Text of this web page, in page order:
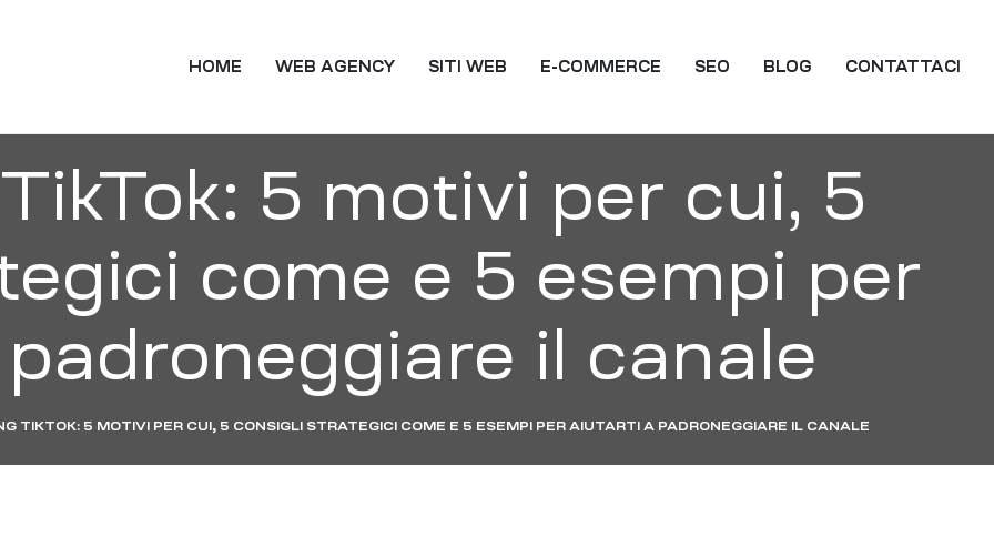
HOME WEB AGENCY SITI WEB E-COMMERCE SEO BLOG CONTATTACI
5 motivi per cui, 5
come e 5 esempi per
il canale
TIKTOK: 5 MOTIVI PER CUI, 5 CONSIGLI STRATEGICI COME E 5 ESEMPI PER AIUTARTI A PADRONEGGIARE IL CANALE